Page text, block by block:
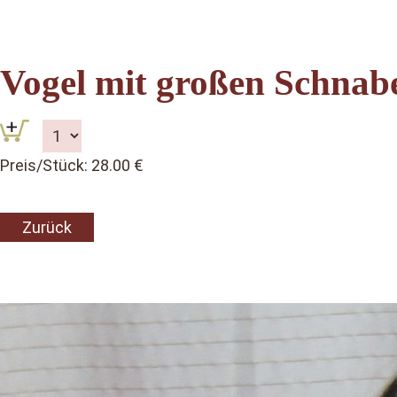
Vogel mit großen
Preis/Stück: 28.00 €
Zurück